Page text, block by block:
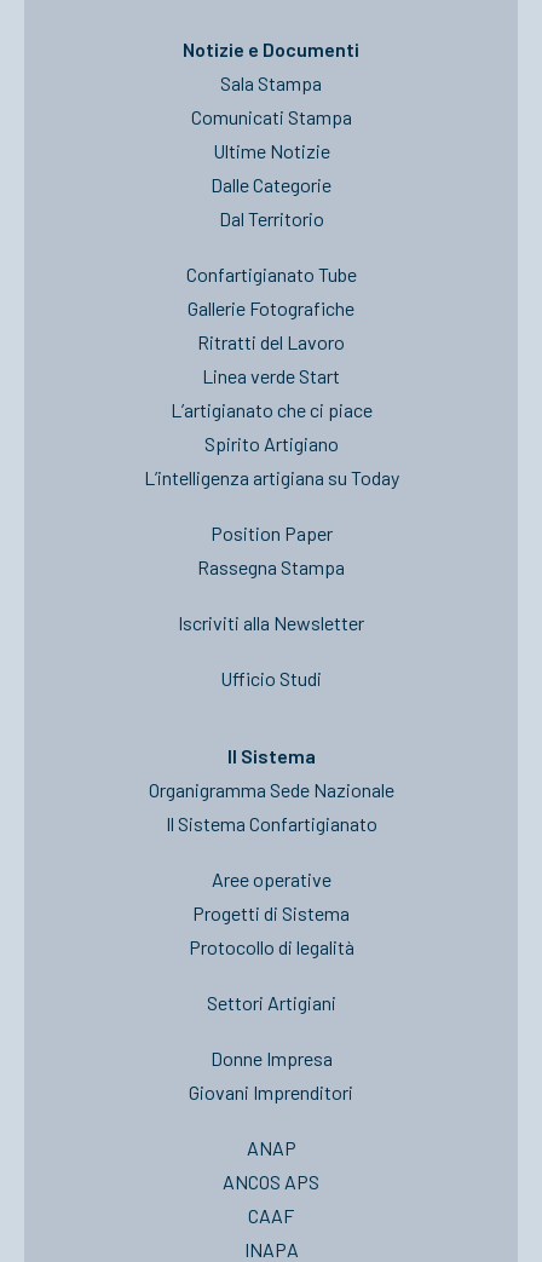
Notizie e Documenti
Sala Stampa
Comunicati Stampa
Ultime Notizie
Dalle Categorie
Dal Territorio
Confartigianato Tube
Gallerie Fotografiche
Ritratti del Lavoro
Linea verde Start
L’artigianato che ci piace
Spirito Artigiano
L’intelligenza artigiana su Today
Position Paper
Rassegna Stampa
Iscriviti alla Newsletter
Ufficio Studi
Il Sistema
Organigramma Sede Nazionale
Il Sistema Confartigianato
Aree operative
Progetti di Sistema
Protocollo di legalità
Settori Artigiani
Donne Impresa
Giovani Imprenditori
ANAP
ANCOS APS
CAAF
INAPA